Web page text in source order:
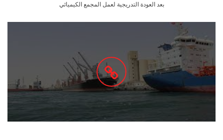
بعد العودة التدريجية لعمل المجمع الكيميائي